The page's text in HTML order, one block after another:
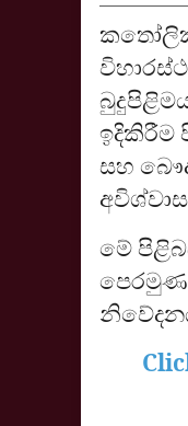
ඉදිකිරීම
සහ
මේ